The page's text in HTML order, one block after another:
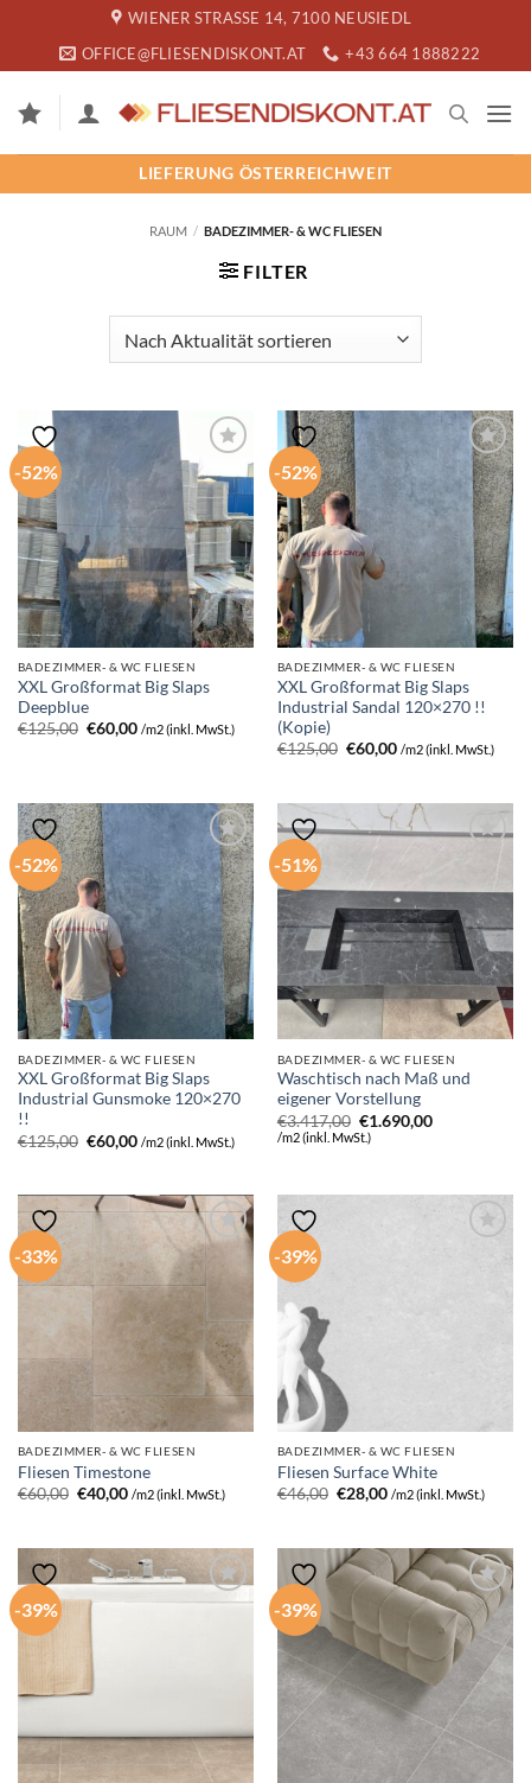
springen
WIENER STRASSE 14, 7100 NEUSIEDL
OFFICE@FLIESENDISKONT.AT
+43 664 1888222
LIEFERUNG ÖSTERREICHWEIT
RAUM / BADEZIMMER- & WC FLIESEN
FILTER
-52%
BADEZIMMER- & WC FLIESEN
XXL Großformat Big Slaps
Deepblue
€125,00 Ursprünglicher
Preis
€60,00Aktueller
Preis
/m2 (inkl. MwSt.)
-52%
BADEZIMMER- & WC FLIESEN
XXL Großformat Big Slaps
Industrial Sandal 120×270 !!
(Kopie)
€125,00 Ursprünglicher
Preis
€60,00Aktueller
Preis
/m2 (inkl. MwSt.)
-52%
BADEZIMMER- & WC FLIESEN
XXL Großformat Big Slaps
Industrial Gunsmoke 120×270
!!
€125,00 Ursprünglicher
Preis
€60,00Aktueller
Preis
/m2 (inkl. MwSt.)
-51%
BADEZIMMER- & WC FLIESEN
Waschtisch nach Maß und
eigener Vorstellung
€3.417,00 Ursprünglicher
Preis
war:
€1.690,00Aktueller
/m2 (inkl. MwSt.)
-33%
BADEZIMMER- & WC FLIESEN
Fliesen Timestone
€60,00 Ursprünglicher
Preis
€40,00Aktueller
Preis
/m2 (inkl. MwSt.)
-39%
BADEZIMMER- & WC FLIESEN
Fliesen Surface White
€46,00 Ursprünglicher
Preis
€28,00Aktueller
Preis
/m2 (inkl. MwSt.)
-39% -39%